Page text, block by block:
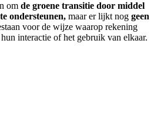
om de groene transitie door middel
te ondersteunen, maar er lijkt nog geen
voor de wijze waarop rekening
interactie of het gebruik van elkaar.